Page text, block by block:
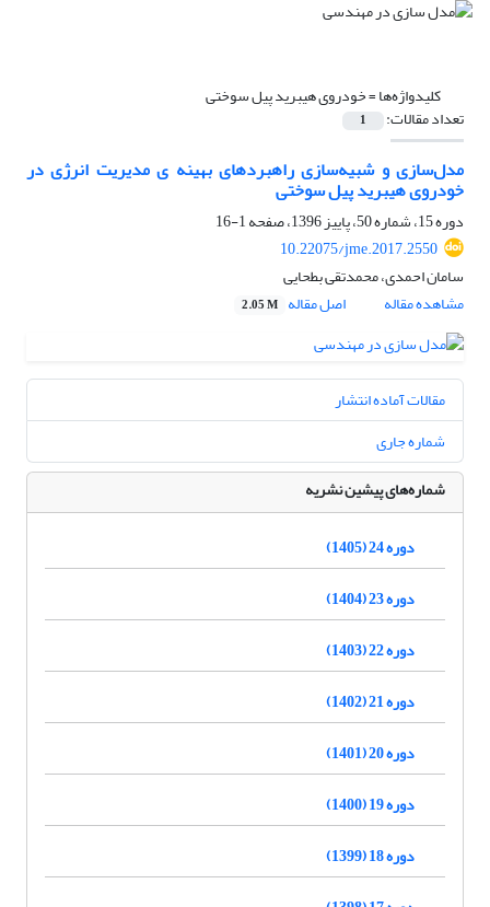
کلیدواژه‌ها =خودروی هیبرید پیل سوختی
تعداد مقالات: 1
مدل‌سازی و شبیه‌سازی راهبردهای بهینه ی مدیریت انرژی در
خودروی هیبرید پیل سوختی
دوره 15، شماره 50، پاییز 1396، صفحه
1-16
10.22075/jme.2017.2550
سامان احمدی، محمدتقی بطحایی
مشاهده مقاله
اصل مقاله 2.05 M
مقالات آماده انتشار
شماره جاری
شماره‌های پیشین نشریه
دوره 24 (1405)
دوره 23 (1404)
دوره 22 (1403)
دوره 21 (1402)
دوره 20 (1401)
دوره 19 (1400)
دوره 18 (1399)